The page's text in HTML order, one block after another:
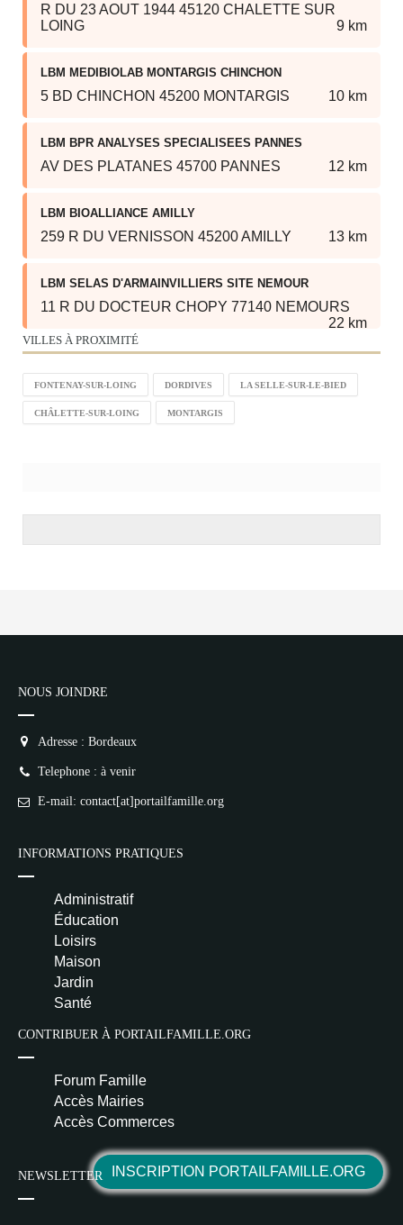
R DU 23 AOUT 1944 45120 CHALETTE SUR
LOING
9 km
LBM MEDIBIOLAB MONTARGIS CHINCHON
5 BD CHINCHON 45200 MONTARGIS 10 km
LBM BPR ANALYSES SPECIALISEES PANNES
AV DES PLATANES 45700 PANNES 12 km
LBM BIOALLIANCE AMILLY
259 R DU VERNISSON 45200 AMILLY 13 km
LBM SELAS D'ARMAINVILLIERS SITE NEMOUR
11 R DU DOCTEUR CHOPY 77140 NEMOURS
22 km
VILLES À PROXIMITÉ
FONTENAY-SUR-LOING DORDIVES LA SELLE-SUR-LE-BIED
CHÂLETTE-SUR-LOING MONTARGIS
INSCRIPTION PORTAILFAMILLE.ORG
NOUS JOINDRE
Adresse : Bordeaux
Telephone : à venir
E-mail: contact[at]portailfamille.org
INFORMATIONS PRATIQUES
Administratif
Éducation
Loisirs
Maison
Jardin
Santé
CONTRIBUER À PORTAILFAMILLE.ORG
Forum Famille
Accès Mairies
Accès Commerces
NEWSLETTER